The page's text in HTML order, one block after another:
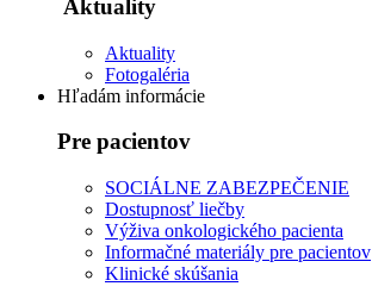
Aktuality
Aktuality
Fotogaléria
Hľadám informácie
Pre pacientov
SOCIÁLNE ZABEZPEČENIE
Dostupnosť liečby
Výživa onkologického pacienta
Informačné materiály pre pacientov
Klinické skúšania